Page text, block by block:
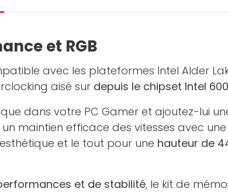
et RGB
avec les plateformes Intel Alder
aisé sur depuis le chipset Intel
dans votre PC Gamer et ajoutez-lui
maintien efficace des vitesses avec
et le tout pour une hauteur de
et de stabilité, le kit de